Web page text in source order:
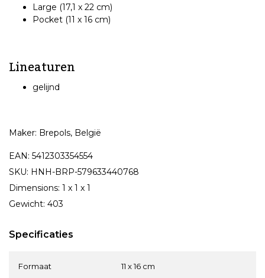
Large (17,1 x 22 cm)
Pocket (11 x 16 cm)
Lineaturen
gelijnd
Maker: Brepols, België
EAN: 5412303354554
SKU: HNH-BRP-579633440768
Dimensions: 1 x 1 x 1
Gewicht: 403
Specificaties
Formaat 11 x 16 cm